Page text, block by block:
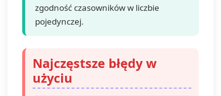
zgodność czasowników w liczbie
pojedynczej.
Najczęstsze błędy w
użyciu